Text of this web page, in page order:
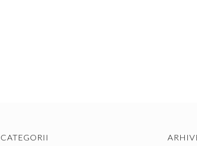
CATEGORII